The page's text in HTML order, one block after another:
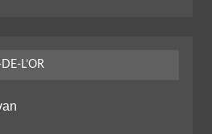
L’OR